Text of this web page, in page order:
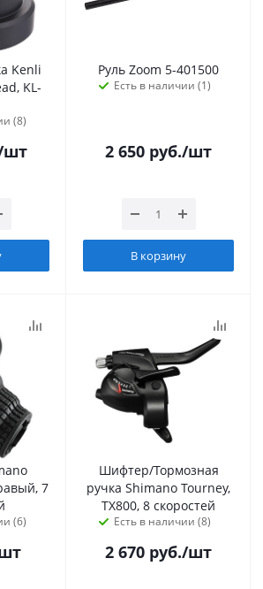
Kenli
KL-
(8)
Руль Zoom 5-401500
Есть в наличии (1)
2 650 руб./шт
В корзину
7
(6)
Шифтер/Тормозная
ручка Shimano Tourney,
TX800, 8 скоростей
Есть в наличии (8)
2 670 руб./шт